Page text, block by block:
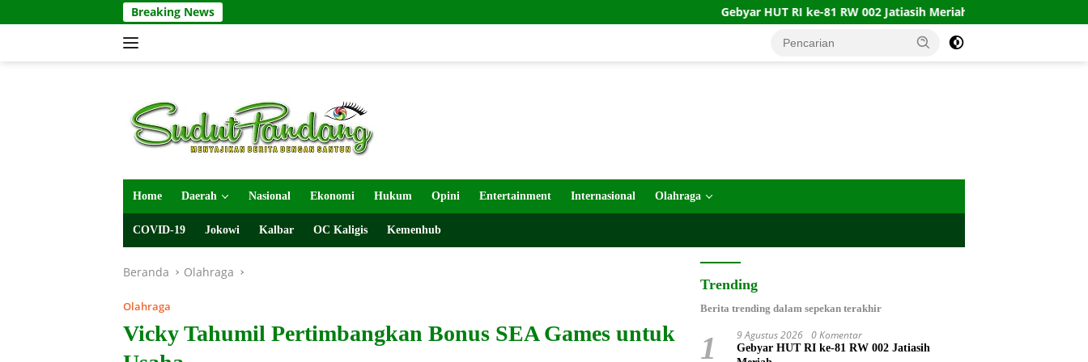
ke
Breaking News Gebyar HUT RI ke-81 RW 002 Jatiasih Meriah Kebakaran Kian
Home Daerah Nasional Ekonomi Hukum Opini Entertainment Internasional Olahraga
COVID-19 Jokowi Kalbar OC Kaligis Kemenhub
Beranda Olahraga
Olahraga
Vicky Tahumil Pertimbangkan Bonus SEA Games untuk
Trending
Berita trending dalam sepekan terakhir
1 9 Agustus 2026 0 Komentar
Gebyar HUT RI ke-81 RW 002 Jatiasih